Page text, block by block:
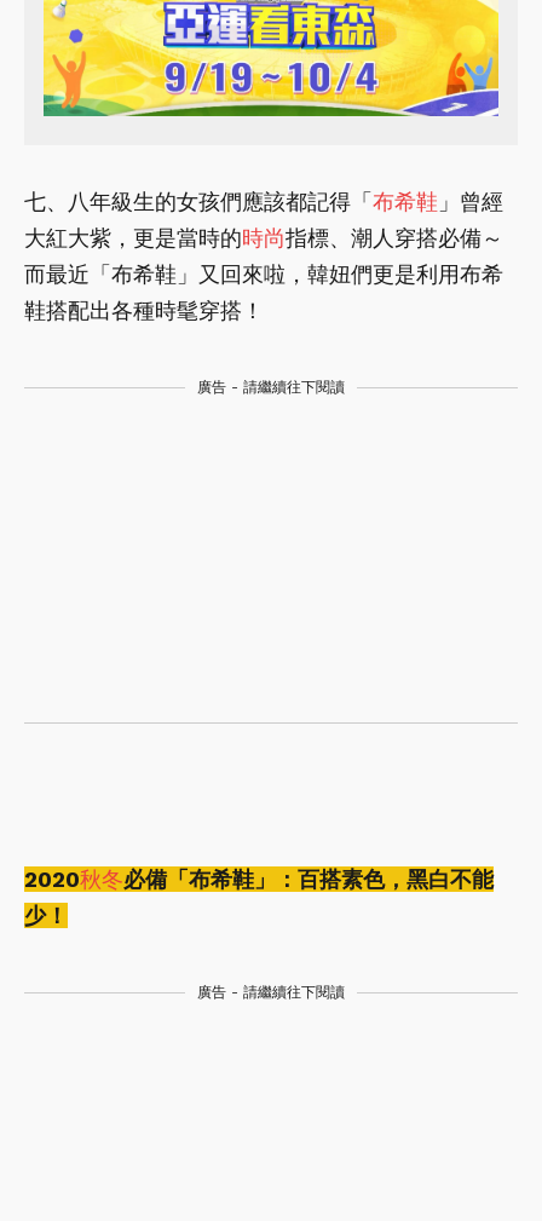
七、八年級生的女孩們應該都記得「布希鞋 」曾經
大紅大紫，更是當時的時尚指標、潮人穿搭必備～
而最近「布希鞋」又回來啦，韓妞們更是利用布希
鞋搭配出各種時髦穿搭！
廣告 - 請繼續往下閱讀
2020秋冬必備「布希鞋」：百搭素色，黑白不能
少！
廣告 - 請繼續往下閱讀